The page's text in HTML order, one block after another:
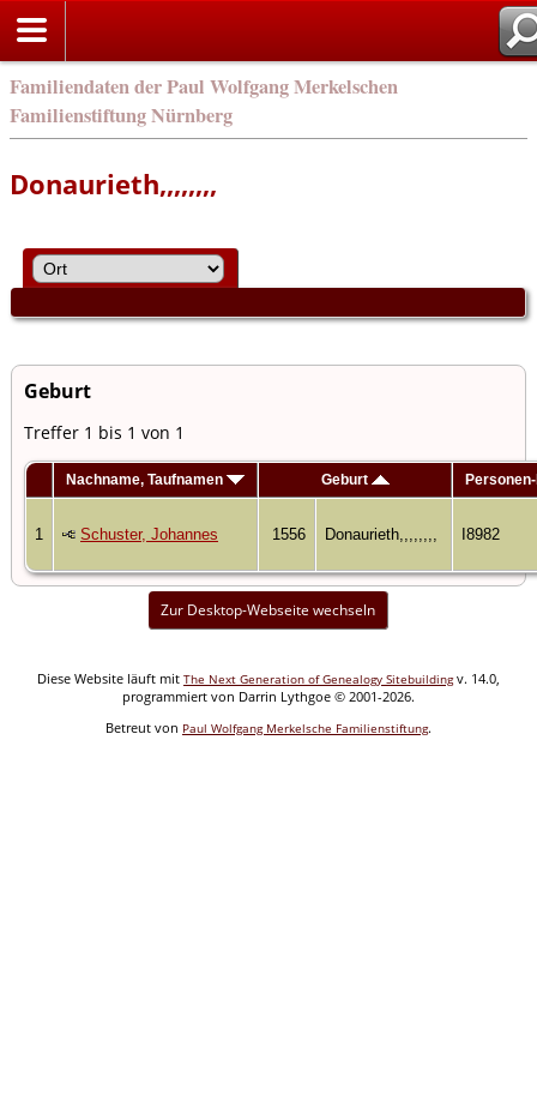
Familiendaten der Paul Wolfgang Merkelschen
Familienstiftung Nürnberg
Donaurieth,,,,,,,,
Geburt
Treffer 1 bis 1 von 1
Nachname, Taufnamen Geburt
1 Schuster, Johannes 1556 Donaurieth,,,,,,,, I8982
Zur Desktop-Webseite wechseln
Diese Website läuft mit The Next Generation of Genealogy Sitebuildingv. 14.0,
programmiert von Darrin Lythgoe © 2001-2026.
Betreut von Paul Wolfgang Merkelsche Familienstiftung.